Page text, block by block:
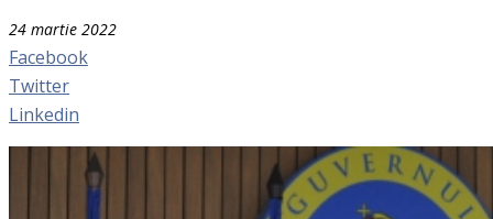
24 martie 2022
Facebook
Twitter
Linkedin